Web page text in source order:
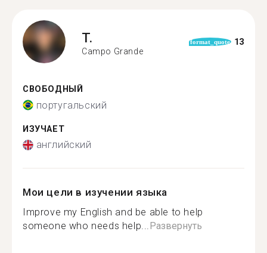
T.
Campo Grande
format_quote 13
СВОБОДНЫЙ
португальский
ИЗУЧАЕТ
английский
Мои цели в изучении языка
Improve my English and be able to help
someone who needs help...Развернуть